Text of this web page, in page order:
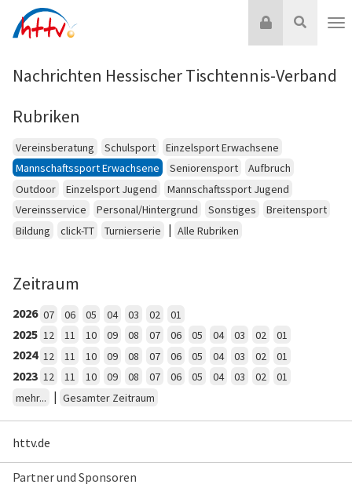
Inhalt
Suche
Login
Nachrichten Hessischer Tischtennis-Verband
Rubriken
Vereinsberatung Schulsport
Einzelsport Erwachsene
Mannschaftssport Erwachsene
Seniorensport
Aufbruch
Outdoor
Einzelsport Jugend
Mannschaftssport Jugend
Vereinsservice
Personal/Hintergrund Sonstiges
Breitensport
Bildung
click-TT Turnierserie | Alle Rubriken
Zeitraum
2026 07 06 05 04 03 02 01
2025 12 11 10 09 08 07 06 05 04 03 02 01
2024 12 11 10 09 08 07 06 05 04 03 02 01
2023 12 11 10 09 08 07 06 05 04 03 02
01
mehr...
| Gesamter Zeitraum
httv.de
Partner und Sponsoren